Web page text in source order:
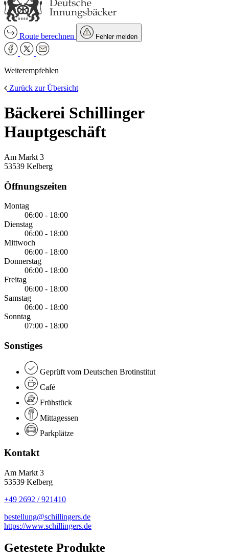
Route berechnen Fehler melden
Weiterempfehlen
Zurück zur Übersicht
Bäckerei Schillinger
Hauptgeschäft
Am Markt 3
53539 Kelberg
Öffnungszeiten
Montag
06:00 - 18:00
Dienstag
06:00 - 18:00
Mittwoch
06:00 - 18:00
Donnerstag
06:00 - 18:00
Freitag
06:00 - 18:00
Samstag
06:00 - 18:00
Sonntag
07:00 - 18:00
Sonstiges
Geprüft vom Deutschen Brotinstitut
Café
Frühstück
Mittagessen
Parkplätze
Kontakt
Am Markt 3
53539 Kelberg
+49 2692 / 921410
bestellung@schillingers.de
https://www.schillingers.de
Getestete Produkte